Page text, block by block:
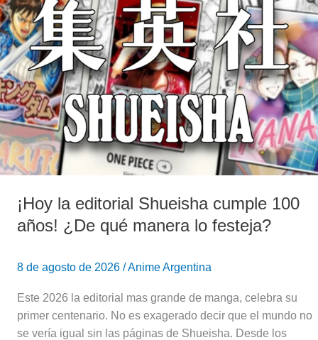
¡Hoy la editorial Shueisha cumple 100
años! ¿De qué manera lo festeja?
8 de agosto de 2026 /Anime Argentina
Este 2026 la editorial mas grande de manga, celebra su
primer centenario. No es exagerado decir que el mundo no
se vería igual sin las páginas de Shueisha. Desde los
editorial
Shueisha
cumple
100
años!
¿De
qué
manera
lo
festeja?